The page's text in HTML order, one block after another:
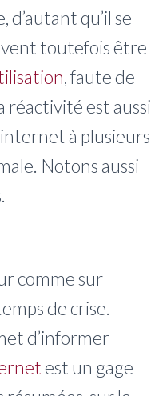
qu’il se
toutefois être
, faute de
réactivité est aussi
à plusieurs
Notons aussi
comme sur
de crise.
d’informer
est un gage